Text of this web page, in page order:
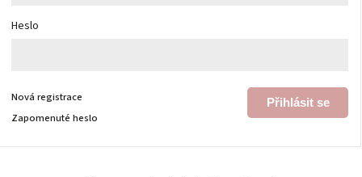
Heslo
Přihlásit se
Nová registrace
Zapomenuté heslo